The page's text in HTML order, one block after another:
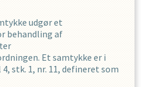
udgør et
behandling af
Et samtykke er i
stk. 1, nr. 11, defineret som